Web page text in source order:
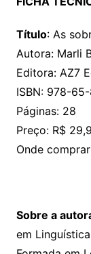
Título: As
Autora: Marli
Editora: AZ7
ISBN: 978-
Páginas: 28
Preço: R$
Onde
Sobre a
em